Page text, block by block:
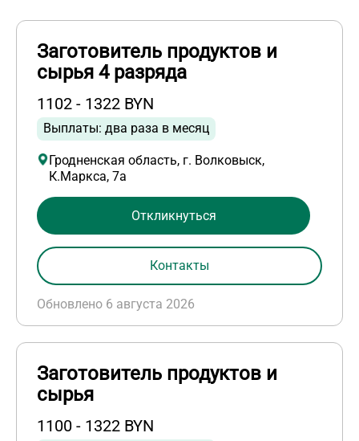
Заготовитель продуктов и
сырья 4 разряда
1102 - 1322 BYN
Выплаты: два раза в месяц
Гродненская область, г. Волковыск,
К.Маркса, 7а
Обновлено 6 августа 2026
Откликнуться
Контакты
Заготовитель продуктов и
сырья
1100 - 1322 BYN